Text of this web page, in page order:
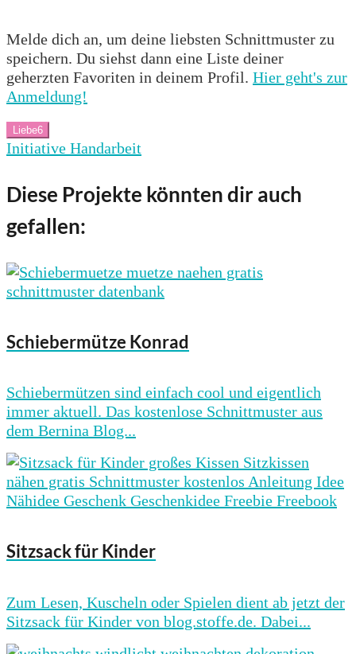
Melde dich an, um deine liebsten Schnittmuster zu
speichern. Du siehst dann eine Liste deiner
geherzten Favoriten in deinem Profil. Hier geht's zur
Anmeldung!
Liebe6
Initiative Handarbeit
Diese Projekte könnten dir auch
gefallen:
Schiebermütze Konrad
Schiebermützen sind einfach cool und eigentlich
immer aktuell. Das kostenlose Schnittmuster aus
dem Bernina Blog...
Sitzsack für Kinder
Zum Lesen, Kuscheln oder Spielen dient ab jetzt der
Sitzsack für Kinder von blog.stoffe.de. Dabei...